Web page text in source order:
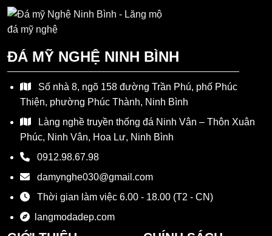
ĐÁ MỸ NGHỆ NINH BÌNH
Số nhà 8, ngõ 158 đường Trần Phú, phố Phúc
Thiện, phường Phúc Thành, Ninh Bình
Làng nghề truyền thống đá Ninh Vân – Thôn Xuân
Phúc, Ninh Vân, Hoa Lư, Ninh Bình
0912.98.67.98
damynghe030@gmail.com
Thời gian làm việc 6.00 - 18.00 (T2 - CN)
langmodadep.com